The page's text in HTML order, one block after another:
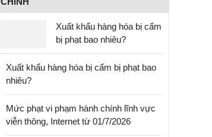
Xuất khẩu hàng hóa bị cấm
bị phạt bao nhiêu?
Xuất khẩu hàng hóa bị cấm bị phạt bao
nhiêu?
Mức phạt vi phạm hành chính lĩnh vực
viễn thông, Internet từ 01/7/2026